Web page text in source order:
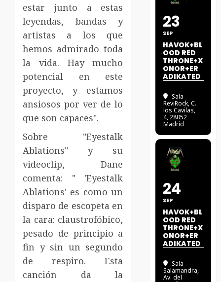
estar junto a estas
leyendas, bandas y
artistas a los que
hemos admirado toda
la vida. Hay mucho
potencial en este
proyecto, y estamos
ansiosos por ver de lo
que son capaces".
Sobre "Eyestalk
Ablations" y su
videoclip, Dane
comenta: " 'Eyestalk
Ablations' es como un
disparo de escopeta en
la cara: claustrofóbico,
pesado de principio a
fin y sin un segundo
de respiro. Esta
canción da la
23
SEP
HAVOK+BL
OOD RED
THRONE+X
ONOR+ER
ADIKATED
Sala
ReviRock, C.
los Cavilas,
4, 28052
Madrid
24
SEP
HAVOK+BL
OOD RED
THRONE+X
ONOR+ER
ADIKATED
Sala
Salamandra,
Av. del